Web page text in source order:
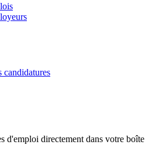
candidatures
d'emploi directement dans votre boîte